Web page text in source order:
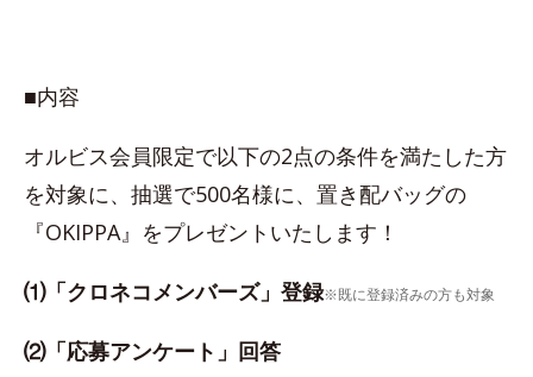
■内容
オルビス会員限定で以下の2点の条件を満たした方
を対象に、抽選で500名様に、置き配バッグの
『OKIPPA』をプレゼントいたします！
⑴「クロネコメンバーズ」登録※既に登録済みの方も対象
⑵「応募アンケート」回答